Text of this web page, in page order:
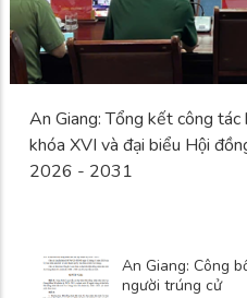
An Giang: Tổng kết công tác
khóa XVI và đại biểu Hội
2026 - 2031
An Giang: Công
người trúng cử